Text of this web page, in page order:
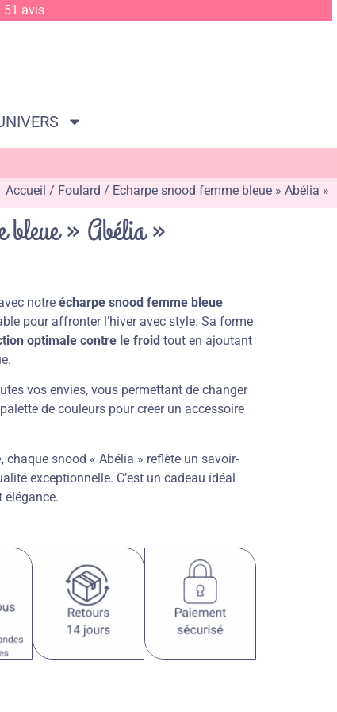
51 avis
Accueil / Foulard / Echarpe snood femme bleue » Abélia »
bleue » Abélia »
notre écharpe snood femme bleue
pour affronter l’hiver avec style. Sa forme
optimale contre le froid tout en ajoutant
vos envies, vous permettant de changer
de couleurs pour créer un accessoire
, chaque snood « Abélia » reflète un savoir-
exceptionnelle. C’est un cadeau idéal